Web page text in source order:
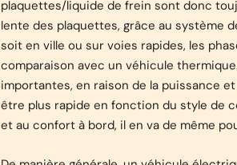
plaquettes/liquide de frein sont donc
lente des plaquettes, grâce au système
soit en ville ou sur voies rapides, les
comparaison avec un véhicule
importantes, en raison de la puissance
être plus rapide en fonction du style de
et au confort à bord, il en va de même